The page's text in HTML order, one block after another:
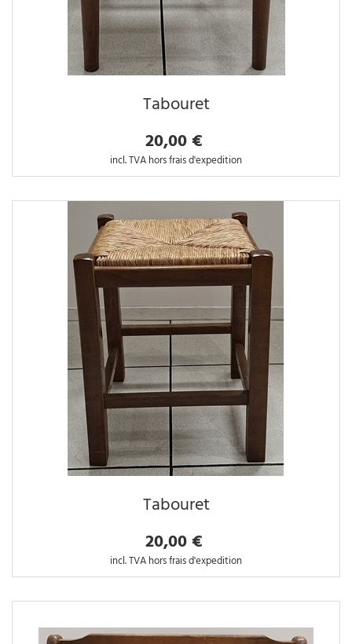
Tabouret
20,00 €
incl. TVA hors frais d'expedition
Tabouret
20,00 €
incl. TVA hors frais d'expedition